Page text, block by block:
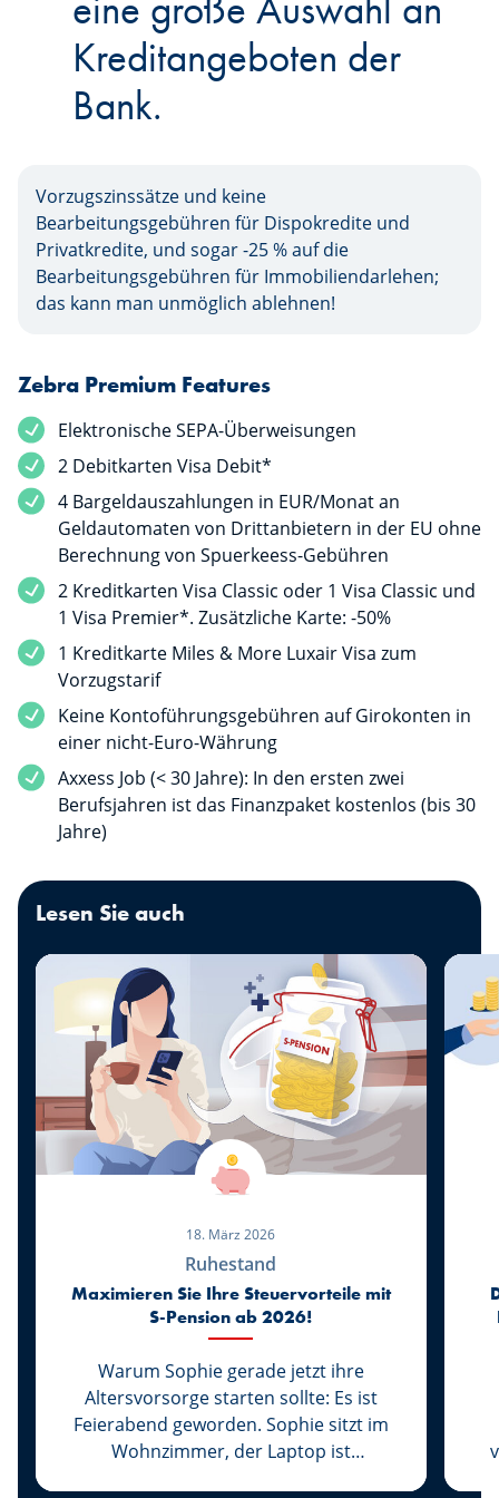
Kreditangeboten der
Bank.
Vorzugszinssätze und keine
Bearbeitungsgebühren für Dispokredite und
Privatkredite, und sogar -25 % auf die
Bearbeitungsgebühren für Immobiliendarlehen;
das kann man unmöglich ablehnen!
Zebra Premium Features
Elektronische SEPA-Überweisungen
2 Debitkarten Visa Debit*
4 Bargeldauszahlungen in EUR/Monat an
Geldautomaten von Drittanbietern in der EU ohne
Berechnung von Spuerkeess-Gebühren
2 Kreditkarten Visa Classic oder 1 Visa Classic und
1 Visa Premier*. Zusätzliche Karte: -50%
1 Kreditkarte Miles & More Luxair Visa zum
Vorzugstarif
Keine Kontoführungsgebühren auf Girokonten in
einer nicht-Euro-Währung
Axxess Job (< 30 Jahre): In den ersten zwei
Berufsjahren ist das Finanzpaket kostenlos (bis 30
Jahre)
Lesen Sie auch
18. März 2026
Ruhestand
Maximieren Sie Ihre Steuervorteile mit
S-Pension ab 2026!
Warum Sophie gerade jetzt ihre
Altersvorsorge starten sollte: Es ist
Feierabend geworden. Sophie sitzt im
Wohnzimmer, der Laptop ist